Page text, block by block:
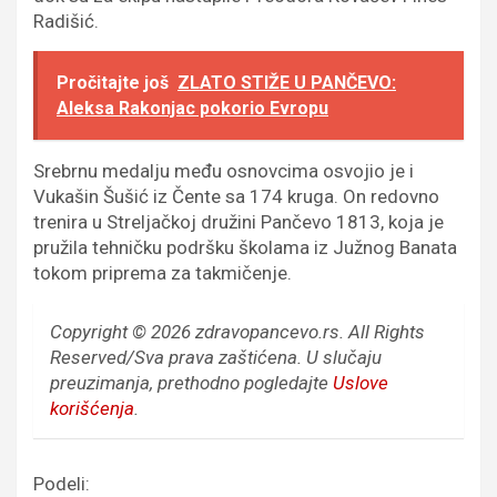
Radišić.
Pročitajte još ZLATO STIŽE U PANČEVO:
Aleksa Rakonjac pokorio Evropu
Srebrnu medalju među osnovcima osvojio je i
Vukašin Šušić iz Čente sa 174 kruga. On redovno
trenira u Streljačkoj družini Pančevo 1813, koja je
pružila tehničku podršku školama iz Južnog Banata
tokom priprema za takmičenje.
Copyright © 2026 zdravopancevo.rs. All Rights
Reserved/Sva prava zaštićena. U slučaju
preuzimanja, prethodno pogledajte Uslove
korišćenja.
Podeli: